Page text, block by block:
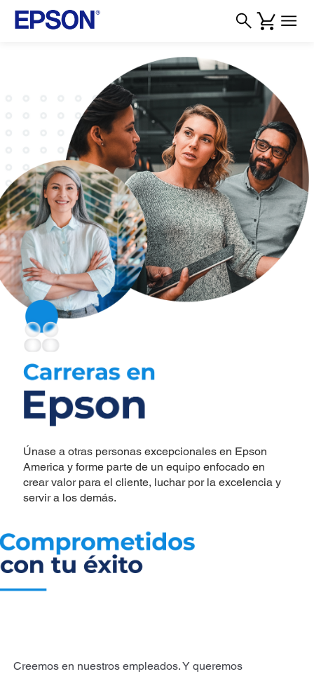
Únase a otras personas excepcionales en Epson
America y forme parte de un equipo enfocado en
crear valor para el cliente, luchar por la excelencia y
servir a los demás.
Creemos en nuestros empleados. Y queremos